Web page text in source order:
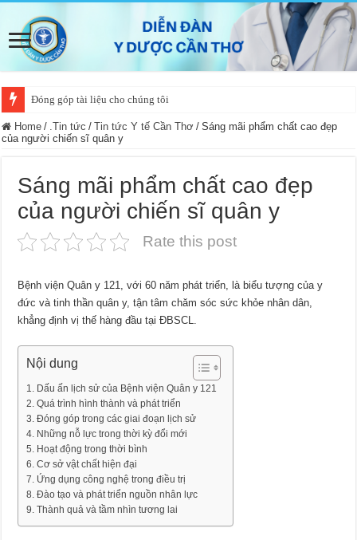
Đóng góp tài liệu cho chúng tôi
Home / .Tin tức / Tin tức Y tế Cần Thơ / Sáng mãi phẩm chất cao đẹp
của người chiến sĩ quân y
Sáng mãi phẩm chất cao đẹp
của người chiến sĩ quân y
Rate this post
Bệnh viện Quân y 121, với 60 năm phát triển, là biểu tượng của y
đức và tinh thần quân y, tận tâm chăm sóc sức khỏe nhân dân,
khẳng định vị thế hàng đầu tại ĐBSCL.
Nội dung
Dấu ấn lịch sử của Bệnh viện Quân y 121
Quá trình hình thành và phát triển
Đóng góp trong các giai đoạn lịch sử
Những nỗ lực trong thời kỳ đổi mới
Hoạt động trong thời bình
Cơ sở vật chất hiện đại
Ứng dụng công nghệ trong điều trị
Đào tạo và phát triển nguồn nhân lực
Thành quả và tầm nhìn tương lai